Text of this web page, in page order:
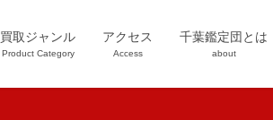
買取ジャンル
Product Category
アクセス
Access
千葉鑑定団とは
about